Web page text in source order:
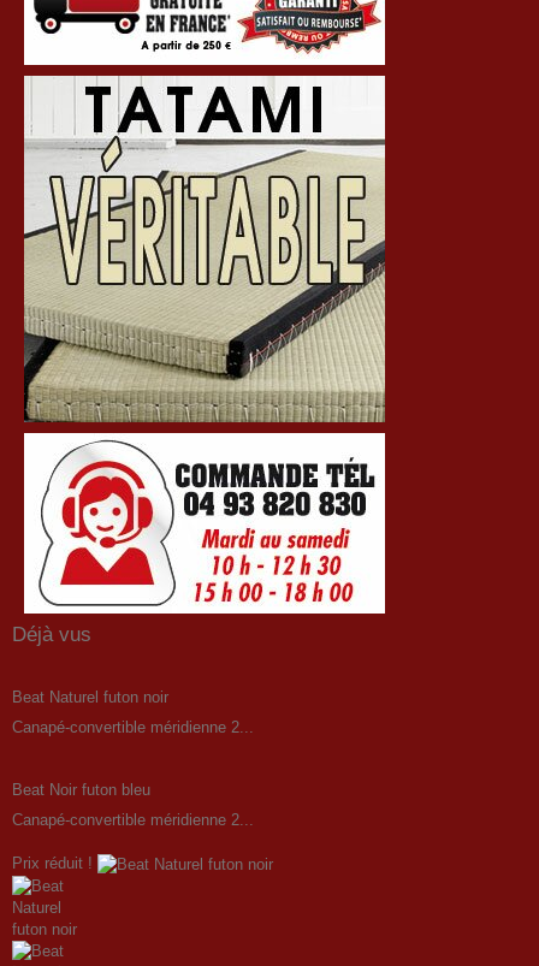
Déjà vus
Beat Naturel futon noir
Canapé-convertible méridienne 2...
Beat Noir futon bleu
Canapé-convertible méridienne 2...
Prix réduit !